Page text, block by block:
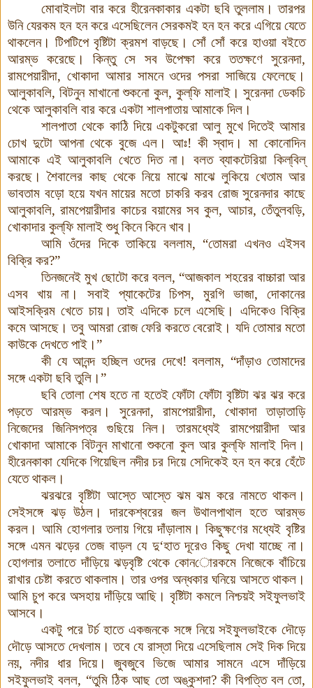
মোবাইলটা বার করে হীরেনকাকার একটা ছবি তুললাম । তারপর
উনি যেরকম হন হন করে এসেছিলেন সেরকমই হন হন করে এগিয়ে যেতে
থাকলেন। টিপটিপে বৃষ্টিটা ক্রমশ বাড়ছে। সোঁ সোঁ করে হাওয়া বইতে
আরম্ভ করেছে । কিন্তু সে সব উপেক্ষা করে ততক্ষণে সুরেনদা,
রামপেয়ারীদা, খোকাদা আমার সামনে ওদের পসরা সাজিয়ে ফেলেছে ।
আলুকাবলি, বিটনুন মাখানো শুকনো কুল, কুল্ফি মালাই। সুরেনদা ডেকচি
থেকে আলুকাবলি বার করে একটা শালপাতায় আমাকে দিল ।
শালপাতা থেকে কাঠি দিয়ে একটুকরো আলু মুখে দিতেই আমার
চোখ দুটো আপনা থেকে বুজে এল । আঃ! কী স্বাদ।
মা কোনোদিন
আমাকে এই আলুকাবলি খেতে দিত না । বলত ব্যাকটেরিয়া কিল্বিল্
করছে ।
শৈবালের কাছ থেকে নিয়ে মাঝে মাঝে লুকিয়ে খেতাম আর
ভাবতাম বড়ো হয়ে যখন মায়ের মতো চাকরি করব রোজ সুরেনদার কাছে
আলুকাবলি,রামপেয়ারীদার কাচের বয়ামের সব কুল, আচার,তেঁতুলবড়ি,
খোকাদার কুল্ফি মালাই শুধু কিনে কিনে খাব ।
আমি ওঁদের দিকে তাকিয়ে বললাম, “তোমরা এখনও এইসব
বিক্রি কর?”
তিনজনেই মুখ ছোটো করে বলল, “আজকাল শহরের বাচ্চারা আর
এসব খায় না। সবাই প্যাকেটের চিপস,মুরগি ভাজা, দোকানের
আইসক্রিম খেতে চায়।তাই এদিকে চলে এসেছি ।
এদিকেও বিক্রি
কমে আসছে । তবু আমরা রোজ ফেরি করতে বেরোই । যদি তোমার মতো
কাউকে দেখতে পাই।”
কী যে আনন্দ হচ্ছিল ওদের দেখে! বললাম, “দাঁড়াও তোমাদের
সঙ্গে একটা ছবি তুলি।”
ছবি তোলা শেষ হতে না হতেই ফোঁটা ফোঁটা বৃষ্টিটা ঝর ঝর করে
পড়তে আরম্ভ করল । সুরেনদা, রামপেয়ারীদা, খোকাদা তাড়াতাড়ি
নিজেদের জিনিসপত্র গুছিয়ে নিল। তারমধ্যেই রামপেয়ারীদাআর
খোকাদা আমাকে বিটনুন মাখানো শুকনো কুল আর কুল্‌ফি মালাই দিল।
হীরেনকাকা যেদিকে গিয়েছিল নদীরচর দিয়ে সেদিকেই হন হন করে হেঁটে
যেতে থাকল।
ঝরঝরে বৃষ্টিটা আস্তে আস্তে ঝম ঝম করে নামতে থাকল।
সেইসঙ্গে ঝড় উঠল । দারকেশ্বরের জল উথালপাথাল হতে আরম্ভ
করল । আমি হোগলার তলায় গিয়ে দাঁড়ালাম। কিছুক্ষণের মধ্যেই বৃষ্টির
সঙ্গে এমন ঝড়ের তেজ বাড়ল যে দু‘হাত দূরেও কিছু দেখা যাচ্ছে না।
হোগলার তলাতে দাঁড়িয়ে ঝড়বৃষ্টি থেকে কোনোরকমে নিজেকে বাঁচিয়ে
রাখার চেষ্টা করতে থাকলাম। তার ওপর অন্ধকার ঘনিয়ে আসতে থাকল।
আমি চুপ করে অসহায় দাঁড়িয়ে আছি। বৃষ্টিটা কমলে নিশ্চয়ই সইফুলভাই
আসবে।
একটু পরে টর্চ হাতে একজনকে সঙ্গে নিয়ে সইফুলভাইকে দৌড়ে
দৌড়ে আসতে দেখলাম। তবে যে রাস্তা দিয়ে এসেছিলাম সেই দিক দিয়ে
নয়,নদীর ধার দিয়ে। জুবজুবে ভিজে আমার সামনে এসে দাঁড়িয়ে
সইফুলভাই বলল, “তুমি ঠিক আছ তো অঙ্কুশদা?কী বিপত্তি বল তো,